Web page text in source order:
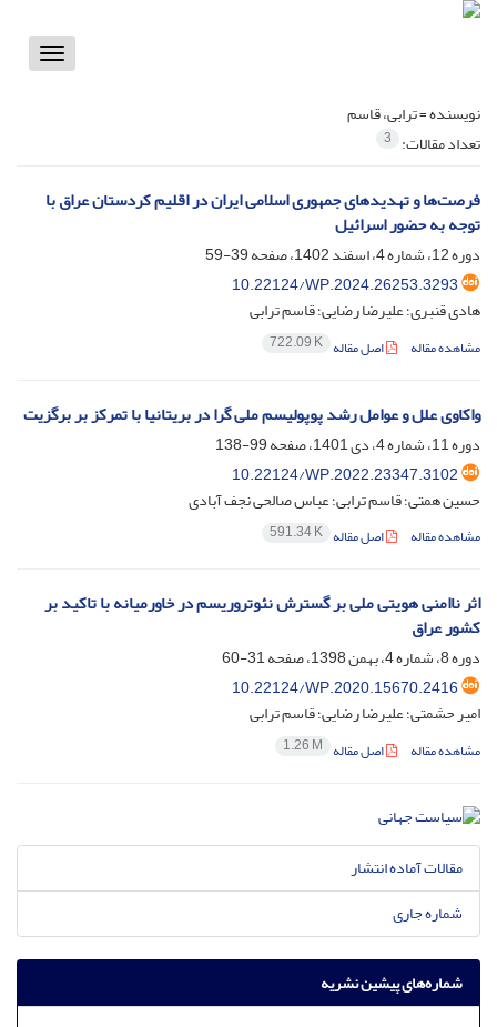
Toggle
نویسنده =ترابی، قاسم
تعداد مقالات: 3
فرصت‌ها و تهدید‌های جمهوری اسلامی ایران در اقلیم کردستان عراق با
توجه به حضور اسرائیل
دوره 12، شماره 4، اسفند 1402، صفحه
39-59
10.22124/WP.2024.26253.3293
هادی قنبری؛ علیرضا رضایی؛ قاسم ترابی
مشاهده مقاله اصل مقاله 722.09 K
واکاوی علل و عوامل رشد پوپولیسم ملی گرا در بریتانیا با تمرکز بر برگزیت
دوره 11، شماره 4، دی 1401، صفحه
99-138
10.22124/WP.2022.23347.3102
حسین همتی؛ قاسم ترابی؛ عباس صالحی نجف آبادی
مشاهده مقاله اصل مقاله 591.34 K
اثر ناامنی هویتی ملی بر گسترش نئوتروریسم در خاورمیانه با تاکید بر
کشور عراق
دوره 8، شماره 4، بهمن 1398، صفحه
31-60
10.22124/WP.2020.15670.2416
امیر حشمتی؛ علیرضا رضایی؛ قاسم ترابی
مشاهده مقاله اصل مقاله 1.26 M
مقالات آماده انتشار
شماره جاری
شماره‌های پیشین نشریه